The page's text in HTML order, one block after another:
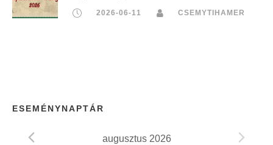
2026-06-11 CSEMYTIHAMER
ESEMÉNYNAPTÁR
augusztus 2026